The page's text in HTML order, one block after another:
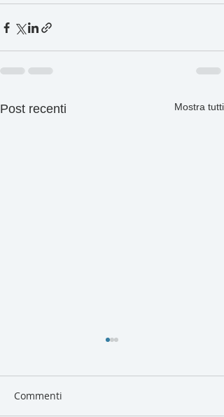
Post recenti Mostra tutti
Commenti